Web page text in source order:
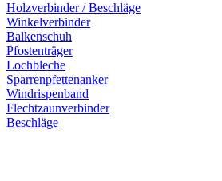
Holzverbinder / Beschläge
Winkelverbinder
Balkenschuh
Pfostenträger
Lochbleche
Sparrenpfettenanker
Windrispenband
Flechtzaunverbinder
Beschläge